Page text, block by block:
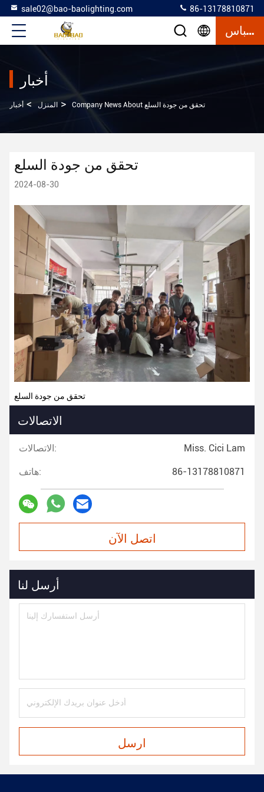
sale02@bao-baolighting.com 86-13178810871
إقتباس
أخبار
المنزل > أخبار > Company News About تحقق من جودة السلع
تحقق من جودة السلع
2024-08-30
تحقق من جودة السلع
الاتصالات
الاتصالات: Miss. Cici Lam
هاتف: 86-13178810871
اتصل الآن
أرسل لنا
ارسل